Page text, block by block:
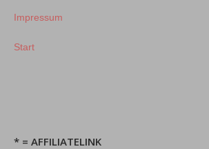
Impressum
Start
* = AFFILIATELINK